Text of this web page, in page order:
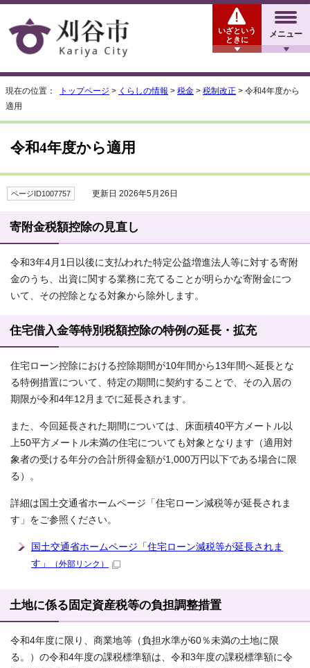
メニュー
いざという
ときに
現在の位置： トップページ > くらしの情報 > 税金 > 税制改正 > 令和4年度から
適用
令和4年度から適用
ページID1007757 更新日 2026年5月26日
寄附金税額控除の見直し
令和3年4月1日以後に支払われた特定公益増進法人等に対する寄附
金のうち、出資に関する業務に充てることが明らかな寄附金につ
いて、その控除となる対象から除外します。
住宅借入金等特別税額控除の特例の延長・拡充
住宅ローン控除における控除期間が10年間から13年間へ延長とな
る特例措置について、特定の期間に契約することで、その入居の
期限が令和4年12月までに延長されます。
また、今回延長された期間については、床面積40平方メートル以
上50平方メートル未満の住宅についても対象となります（適用対
象者の受ける年分の合計所得金額が1,000万円以下である場合に限
る）。
詳細は国土交通省ホームページ「住宅ローン減税等が延長されま
す」をご参照ください。
国土交通省ホームページ「住宅ローン減税等が延長されま
す」
（外部リンク）
土地に係る固定資産税等の負担調整措置
令和4年度に限り、商業地等（負担水準が60％未満の土地に限
る。）の令和4年度の課税標準額は、令和3年度の課税標準額に令